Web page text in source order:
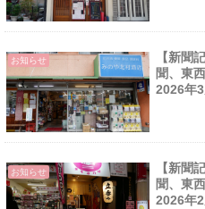
お知らせ
【新聞
聞、東
2026年3
お知らせ
【新聞
聞、東
2026年2